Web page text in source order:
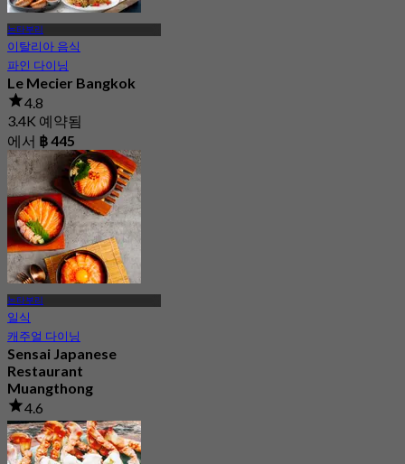
논타부리
이탈리아 음식
파인 다이닝
Le Mecier Bangkok
4.8
3.4K 예약됨
에서 ฿ 445
논타부리
일식
캐주얼 다이닝
Sensai Japanese
Restaurant
Muangthong
4.6
59 예약됨
에서฿ 925